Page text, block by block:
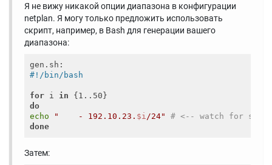
Я не вижу никакой опции диапазона в конфигурации
netplan. Я могу только предложить использовать
скрипт, например, в Bash для генерации вашего
диапазона:
for i in
do
echo
"    - 192.10.23. $i/24"
# <-- watch for
done
Затем: